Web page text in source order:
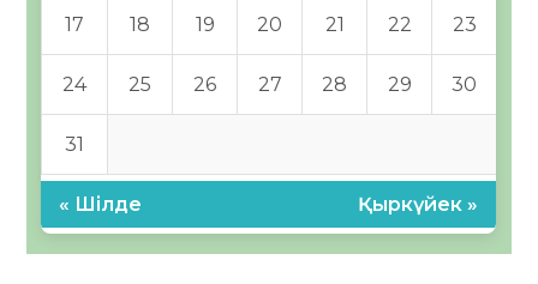
17 18 19 20 21 22 23
24 25 26 27 28 29 30
31
« Шілде Қыркүйек »